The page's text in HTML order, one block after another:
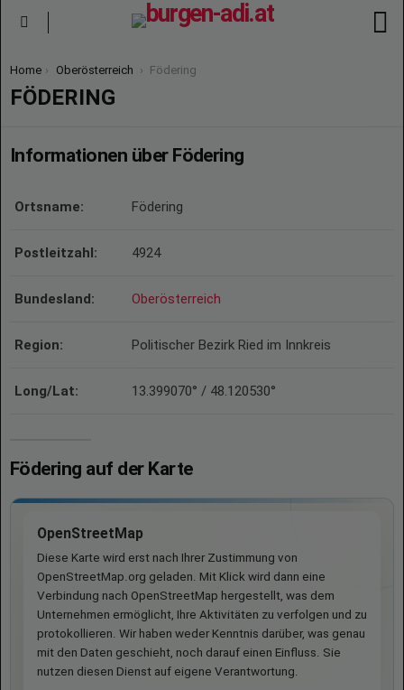
You are here:
Home Oberösterreich Födering
FÖDERING
Informationen über Födering
Ortsname: Födering
Postleitzahl: 4924
Bundesland: Oberösterreich
Region: Politischer Bezirk Ried im Innkreis
Long/Lat: 13.399070° / 48.120530°
Födering auf der Karte
OpenStreetMap
Diese Karte wird erst nach Ihrer Zustimmung von
OpenStreetMap.org geladen. Mit Klick wird dann eine
Verbindung nach OpenStreetMap hergestellt, was dem
Unternehmen ermöglicht, Ihre Aktivitäten zu verfolgen und zu
protokollieren. Wir haben weder Kenntnis darüber, was genau
mit den Daten geschieht, noch darauf einen Einfluss. Sie
nutzen diesen Dienst auf eigene Verantwortung.